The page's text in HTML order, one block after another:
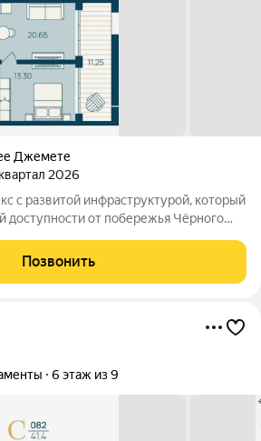
Джемете
2026
с развитой инфраструктурой, который
доступности от побережья Чёрного
комплекса включает: -
бассейн с
Позвонить
6 этаж из 9